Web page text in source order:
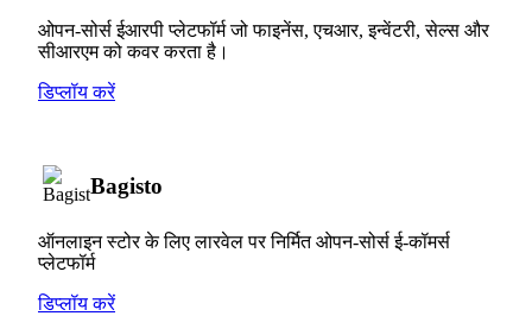
ओपन-सोर्स ईआरपी प्लेटफॉर्म जो फाइनेंस, एचआर, इन्वेंटरी, सेल्स और
सीआरएम को कवर करता है।
डिप्लॉय करें
Bagisto
ऑनलाइन स्टोर के लिए लारवेल पर निर्मित ओपन-सोर्स ई-कॉमर्स
प्लेटफॉर्म
डिप्लॉय करें